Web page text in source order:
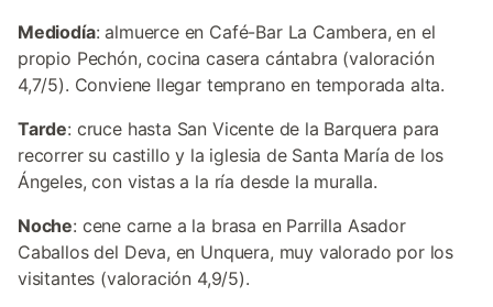
Mediodía: almuerce en Café-Bar La Cambera, en el
propio Pechón, cocina casera cántabra (valoración
4,7/5). Conviene llegar temprano en temporada alta.
Tarde: cruce hasta San Vicente de la Barquera para
recorrer su castillo y la iglesia de Santa María de los
Ángeles, con vistas a la ría desde la muralla.
Noche: cene carne a la brasa en Parrilla Asador
Caballos del Deva, en Unquera, muy valorado por los
visitantes (valoración 4,9/5).